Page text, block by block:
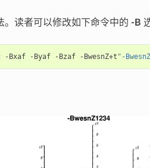
。读者可以修改如下命令中的 -B
-Bxaf -Byaf -Bzaf -BwesnZ+t "-